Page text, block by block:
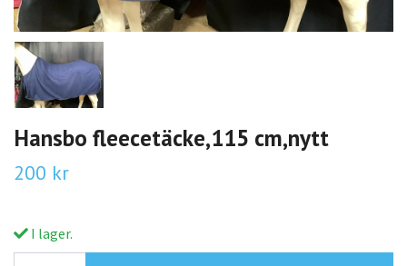
Hansbo fleecetäcke,115 cm,nytt
200 kr
I lager.